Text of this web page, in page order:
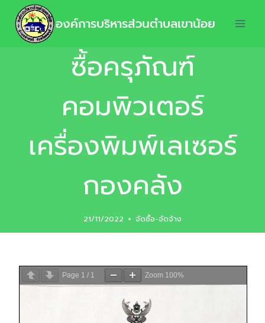
องค์การบริหารส่วนตำบลเขาน้อย
ซื้อครุภัณฑ์
คอมพิวเตอร์
เครื่องพิมพ์เลเซอร์
กองคลัง
21/11/2022 จัดซื้อ-จัดจ้าง
Page 1 / 1 Zoom 100%